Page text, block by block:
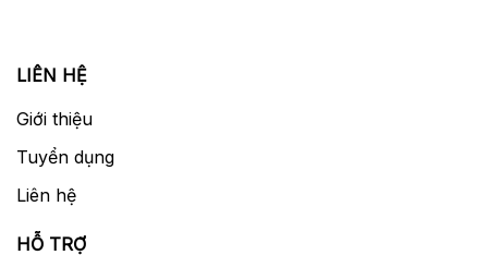
LIÊN HỆ
Giới thiệu
Tuyển dụng
Liên hệ
HỖ TRỢ